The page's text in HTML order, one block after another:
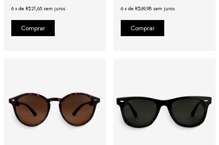
6 x de R$21,65 sem juros 6 x de R$69,98 sem juros